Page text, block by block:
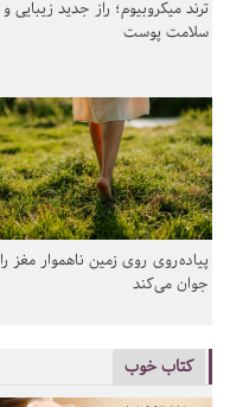
ترند میکروبیوم؛ راز جدید زیبایی و
سلامت پوست
پیاده‌روی روی زمین ناهموار مغز را
جوان می‌کند
کتاب خوب